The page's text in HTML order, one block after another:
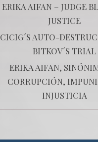
ERIKA AIFAN – JUDGE
JUSTICE
CICIG´S AUTO-
BITKOV´S TRIAL
ERIKA AIFAN,
CORRUPCIÓN,
INJUSTICIA